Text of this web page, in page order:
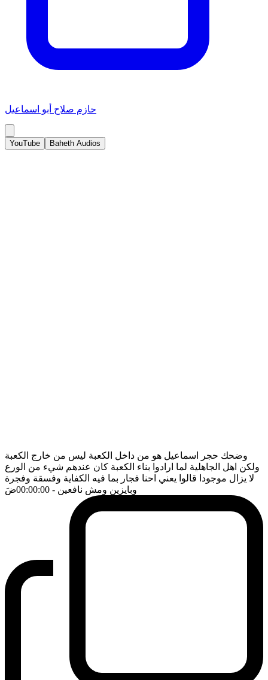
حازم صلاح أبو اسماعيل
YouTube Baheth Audios
وضحك حجر اسماعيل هو من داخل الكعبة ليس من خارج الكعبة
ولكن اهل الجاهلية لما ارادوا بناء الكعبة كان عندهم شيء من الورع
لا يزال موجودا قالوا يعني احنا فجار بما فيه الكفاية وفسقة وفجرة
وبايزين ومش نافعين - 00:00:00 ضَ